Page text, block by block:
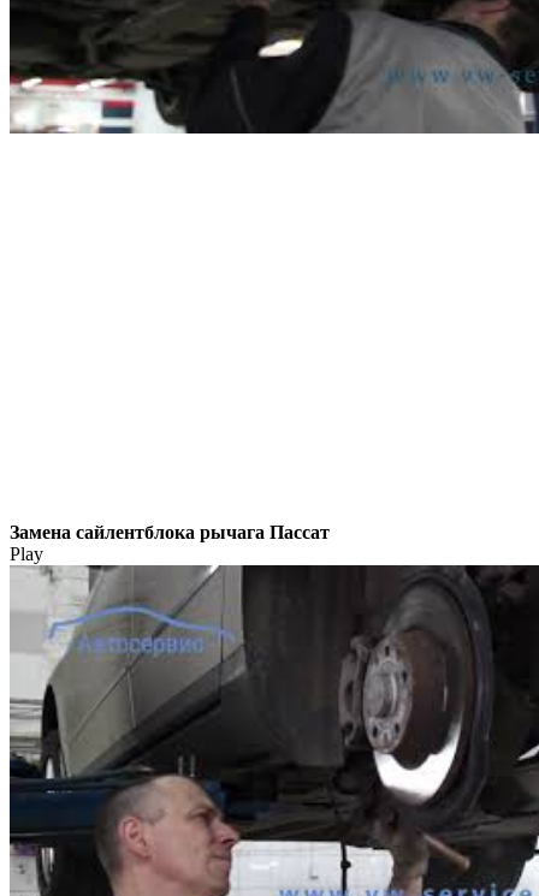
Замена сайлентблока рычага Пассат
Play